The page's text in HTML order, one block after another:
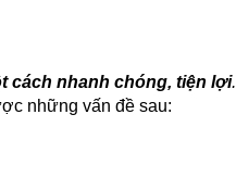
cách nhanh chóng, tiện lợi.
những vấn đề sau: